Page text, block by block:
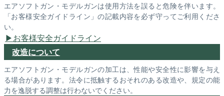
エアソフトガン・モデルガンは使用方法を誤ると危険を伴います。
「お客様安全ガイドライン」の記載内容を必ず守ってご利用くださ
い。
お客様安全ガイドライン
改造について
エアソフトガン・モデルガンの加工は、性能や安全性に影響を与え
る場合があります。法令に抵触するおそれのある改造や、規定の能
力を逸脱する調整は行わないでください。